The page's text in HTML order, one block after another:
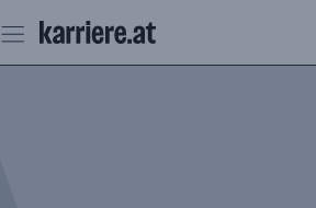
Seiteninhalt
springen